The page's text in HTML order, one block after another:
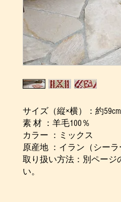
サイズ（縦×横）：約
素 材 ：羊毛100％
カラー ：ミックス
原産地 ：イラン（シーラ
取り扱い方法：別ページ
い。